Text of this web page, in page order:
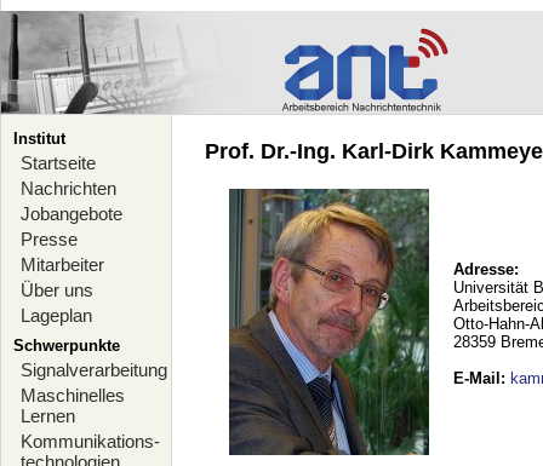
Institut
Startseite
Nachrichten
Jobangebote
Presse
Mitarbeiter
Über uns
Lageplan
Schwerpunkte
Signalverarbeitung
Maschinelles
Lernen
Kommunikations-
technologien
Prof. Dr.-Ing. Karl-Dirk
Adresse:
Universität
Otto-Hahn-
28359
E-Mail :